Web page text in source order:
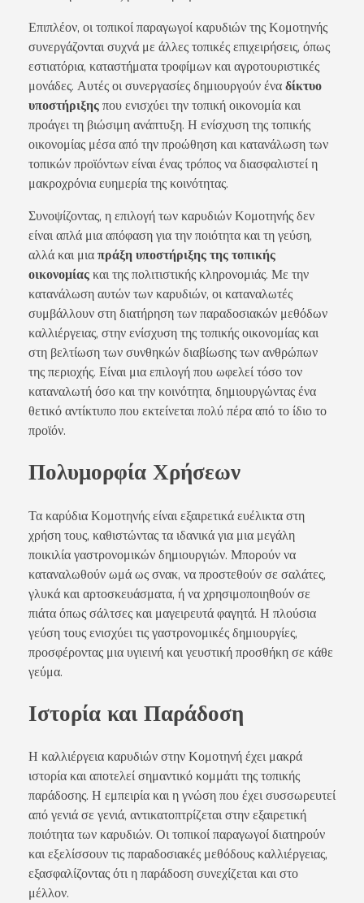
Επιπλέον, οι τοπικοί παραγωγοί καρυδιών της Κομοτηνής
συνεργάζονται συχνά με άλλες τοπικές επιχειρήσεις, όπως
εστιατόρια, καταστήματα τροφίμων και αγροτουριστικές
μονάδες. Αυτές οι συνεργασίες δημιουργούν έναδίκτυο
υποστήριξηςπου ενισχύει την τοπική οικονομία και
προάγει τη βιώσιμη ανάπτυξη. Η ενίσχυση της τοπικής
οικονομίας μέσα από την προώθηση και κατανάλωση των
τοπικών προϊόντων είναι ένας τρόπος να διασφαλιστεί η
μακροχρόνια ευημερία της κοινότητας.
Συνοψίζοντας, η επιλογή των καρυδιών Κομοτηνής δεν
είναι απλά μια απόφαση για την ποιότητα και τη γεύση,
αλλά και μιαπράξη υποστήριξης της τοπικής
οικονομίαςκαι της πολιτιστικής κληρονομιάς. Με την
κατανάλωση αυτών των καρυδιών, οι καταναλωτές
συμβάλλουν στη διατήρηση των παραδοσιακών μεθόδων
καλλιέργειας, στην ενίσχυση της τοπικής οικονομίας και
στη βελτίωση των συνθηκών διαβίωσης των ανθρώπων
της περιοχής. Είναι μια επιλογή που ωφελεί τόσο τον
καταναλωτή όσο και την κοινότητα, δημιουργώντας ένα
θετικό αντίκτυπο που εκτείνεται πολύ πέρα από το ίδιο το
προϊόν.
Πολυμορφία Χρήσεων
Τα καρύδια Κομοτηνής είναι εξαιρετικά ευέλικτα στη
χρήση τους, καθιστώντας τα ιδανικά για μια μεγάλη
ποικιλία γαστρονομικών δημιουργιών. Μπορούν να
καταναλωθούν ωμά ως σνακ, να προστεθούν σε σαλάτες,
γλυκά και αρτοσκευάσματα, ή να χρησιμοποιηθούν σε
πιάτα όπως σάλτσες και μαγειρευτά φαγητά. Η πλούσια
γεύση τους ενισχύει τις γαστρονομικές δημιουργίες,
προσφέροντας μια υγιεινή και γευστική προσθήκη σε κάθε
γεύμα.
Ιστορία και Παράδοση
Η καλλιέργεια καρυδιών στην Κομοτηνή έχει μακρά
ιστορία και αποτελεί σημαντικό κομμάτι της τοπικής
παράδοσης. Η εμπειρία και η γνώση που έχει συσσωρευτεί
από γενιά σε γενιά, αντικατοπτρίζεται στην εξαιρετική
ποιότητα των καρυδιών. Οι τοπικοί παραγωγοί διατηρούν
και εξελίσσουν τις παραδοσιακές μεθόδους καλλιέργειας,
εξασφαλίζοντας ότι η παράδοση συνεχίζεται και στο
μέλλον.